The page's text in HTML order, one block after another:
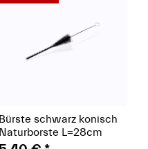
Bürste schwarz konisch
Naturborste L=28cm